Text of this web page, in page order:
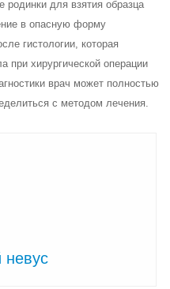
родинки для взятия образца
в опасную форму
гистологии, которая
при хирургической операции
врач может полностью
с методом лечения.